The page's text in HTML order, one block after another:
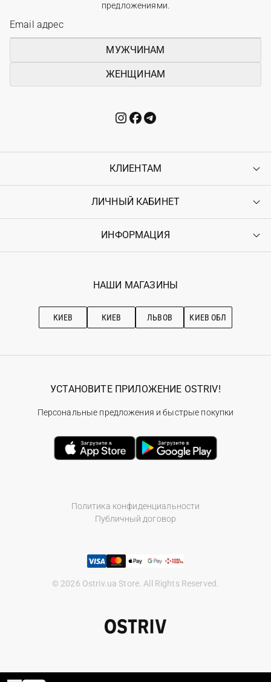
предложениями.
МУЖЧИНАМ
ЖЕНЩИНАМ
КЛИЕНТАМ
Контакты
Возврат
Гарантия
ЛИЧНЫЙ КАБИНЕТ
Войти
Ostriv Club+
ИНФОРМАЦИЯ
Наши магазини
Рекомендации по уходу
НАШИ МАГАЗИНЫ
КИЕВ КИЕВ ЛЬВОВ КИЕВ ОБЛ
Политика конфиденциальности
Публичный договор
© 2026 Ostriv.ua Store. All Rights Reserved.
УСТАНОВИТЕ ПРИЛОЖЕНИЕ OSTRIV!
Персональные предложения и быстрые покупки